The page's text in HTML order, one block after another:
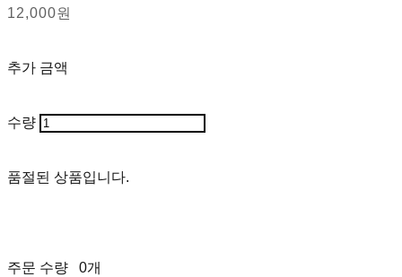
12,000원
추가 금액
수량
품절된 상품입니다.
주문 수량
0개